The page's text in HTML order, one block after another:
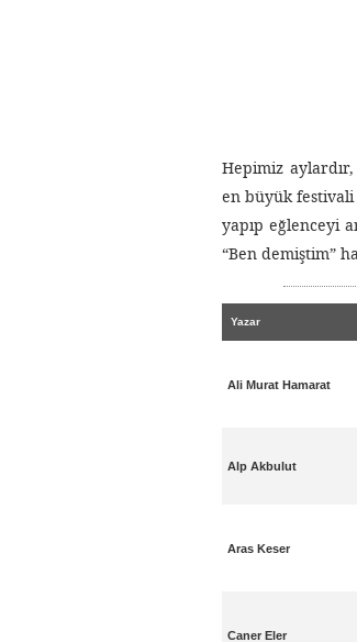
Hepimiz
en büyük festivali
yapıp eğlenceyi
“Ben demiştim”
Yazar
Ali Murat Hamarat
Alp Akbulut
Aras Keser
Caner Eler